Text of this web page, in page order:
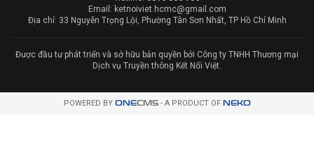
Email: ketnoiviet.hcmc@gmail.com
Địa chỉ: 33 Nguyễn Trọng Lội, Phường Tân Sơn Nhất, TP Hồ Chí Minh
Được đầu tư phát triển và sở hữu bản quyền bởi Công ty TNHH Thương mại
Dịch vụ Truyền thông Kết Nối Việt.
POWERED BY ONECMS- A PRODUCT OF NEKO